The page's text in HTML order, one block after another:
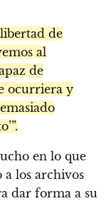
de
al
de
ocurriera y
en lo que
a los archivos
dar forma a su